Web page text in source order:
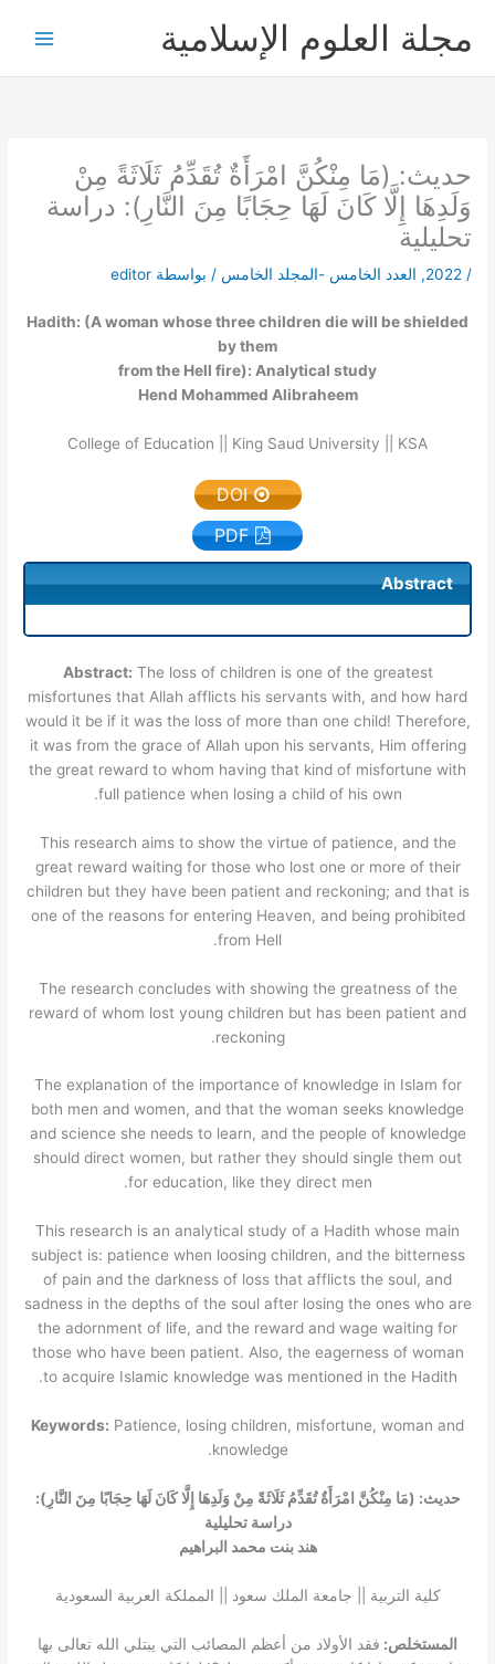
مجلة العلوم الإسلامية
حديث: (مَا مِنْكُنَّ امْرَأَةٌ تُقَدِّمُ ثَلَاثَةً مِنْ
وَلَدِهَا إِلَّا كَانَ لَهَا حِجَابًا مِنَ النَّارِ): دراسة
تحليلية
/
2022
, العدد الخامس -المجلد الخامس / بواسطة editor
Hadith: (A woman whose three children die will be shielded
by them
from the Hell fire): Analytical study
Hend Mohammed Alibraheem
College of Education || King Saud University || KSA
DOI
PDF
Abstract
Abstract: The loss of children is one of the greatest
misfortunes that Allah afflicts his servants with, and how hard
would it be if it was the loss of more than one child! Therefore,
it was from the grace of Allah upon his servants, Him offering
the great reward to whom having that kind of misfortune with
full patience when losing a child of his own.
This research aims to show the virtue of patience, and the
great reward waiting for those who lost one or more of their
children but they have been patient and reckoning; and that is
one of the reasons for entering Heaven, and being prohibited
from Hell.
The research concludes with showing the greatness of the
reward of whom lost young children but has been patient and
reckoning.
The explanation of the importance of knowledge in Islam for
both men and women, and that the woman seeks knowledge
and science she needs to learn, and the people of knowledge
should direct women, but rather they should single them out
for education, like they direct men.
This research is an analytical study of a Hadith whose main
subject is: patience when loosing children, and the bitterness
of pain and the darkness of loss that afflicts the soul, and
sadness in the depths of the soul after losing the ones who are
the adornment of life, and the reward and wage waiting for
those who have been patient. Also, the eagerness of woman
to acquire Islamic knowledge was mentioned in the Hadith.
Keywords: Patience, losing children, misfortune, woman and
knowledge.
حديث: (مَا مِنْكُنَّ امْرَأَةٌ تُقَدِّمُ ثَلَاثَةً مِنْ وَلَدِهَا إِلَّا كَانَ لَهَا حِجَابًا مِنَ النَّارِ):
دراسة تحليلية
هند بنت محمد البراهيم
كلية التربية || جامعة الملك سعود || المملكة العربية السعودية
المستخلص: فقد الأولاد من أعظم المصائب التي يبتلي الله تعالى بها